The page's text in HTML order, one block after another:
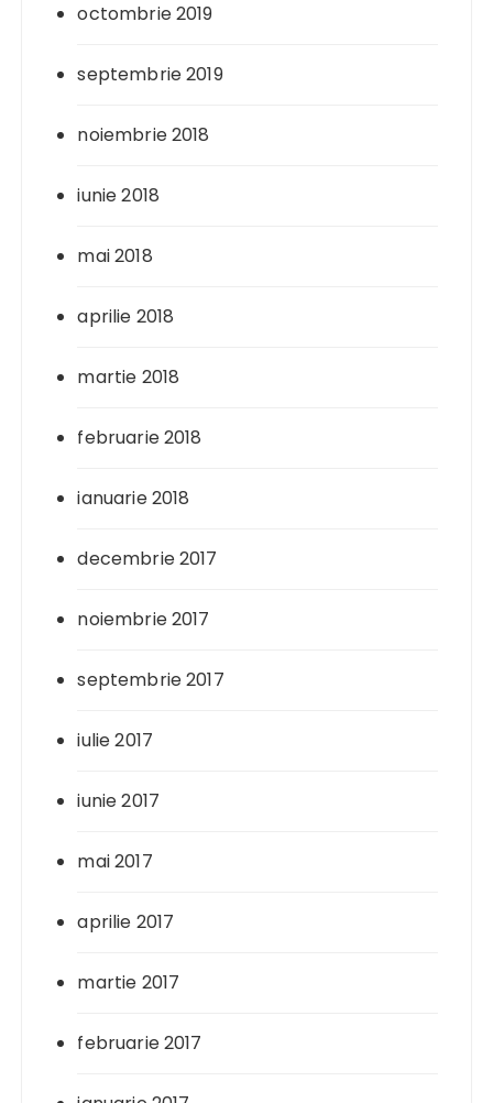
octombrie 2019
septembrie 2019
noiembrie 2018
iunie 2018
mai 2018
aprilie 2018
martie 2018
februarie 2018
ianuarie 2018
decembrie 2017
noiembrie 2017
septembrie 2017
iulie 2017
iunie 2017
mai 2017
aprilie 2017
martie 2017
februarie 2017